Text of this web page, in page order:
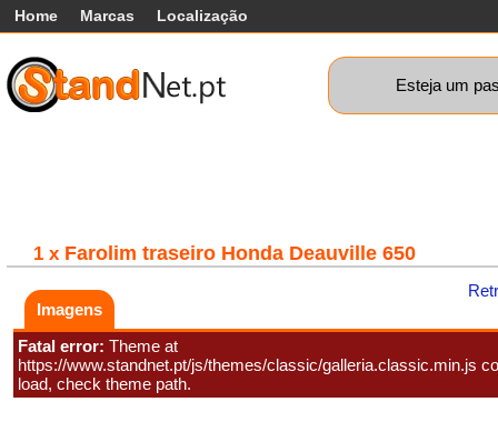
Home Marcas Localização
Esteja um
1 x Farolim traseiro Honda Deauville 650
Imagens
Fatal error: Theme at
https://www.standnet.pt/js/themes/classic/galleria.classic.min.js
load, check theme path.